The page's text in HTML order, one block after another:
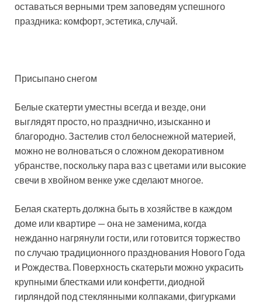
оставаться верными трем заповедям успешного
праздника: комфорт, эстетика, случай.
Присыпано снегом
Белые скатерти уместны всегда и везде, они
выглядят просто, но празднично, изысканно и
благородно. Застелив стол белоснежной материей,
можно не волноваться о сложном декоративном
убранстве, поскольку пара ваз с цветами или высокие
свечи в хвойном венке уже сделают многое.
Белая скатерть должна быть в хозяйстве в каждом
доме или квартире — она не заменима, когда
нежданно нагрянули гости, или готовится торжество
по случаю традиционного празднования Нового Года
и Рождества. Поверхность скатерьти можно украсить
крупными блестками или конфетти, диодной
гирляндой под стеклянными колпаками, фигурками